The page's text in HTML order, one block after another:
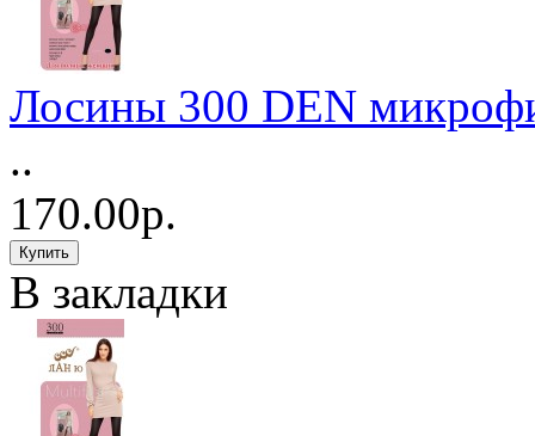
Лосины 300 DEN
..
170.00р.
В закладки